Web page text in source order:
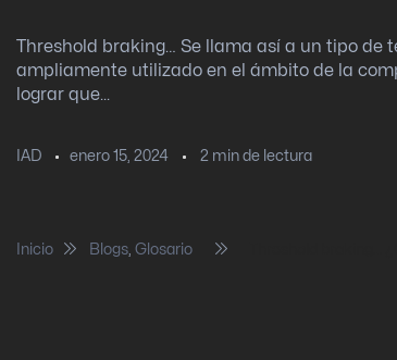
Threshold braking… Se llama así a un tipo de
ampliamente utilizado en el ámbito de la
lograr que...
IAD enero 15, 2024 2 min de lectura
Inicio Blogs Glosario